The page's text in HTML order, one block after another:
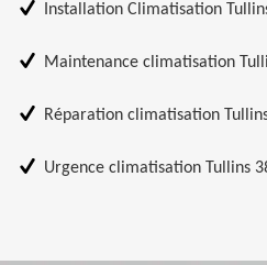
Installation Climatisation
Maintenance climatisation
Réparation climatisation
Urgence climatisation Tullins